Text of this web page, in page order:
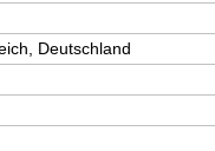
Deutschland